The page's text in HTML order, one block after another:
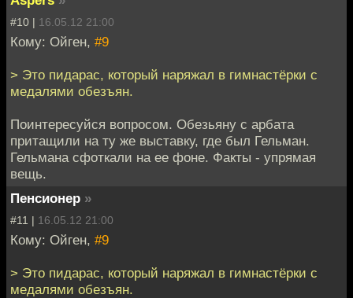
#10 | 16.05.12 21:00
Кому: Ойген, #9
> Это пидарас, который наряжал в гимнастёрки с
медалями обезъян.
Поинтересуйся вопросом. Обезьяну с арбата
притащили на ту же выставку, где был Гельман.
Гельмана сфоткали на ее фоне. Факты - упрямая
вещь.
Пенсионер »
#11 | 16.05.12 21:00
Кому: Ойген, #9
> Это пидарас, который наряжал в гимнастёрки с
медалями обезъян.